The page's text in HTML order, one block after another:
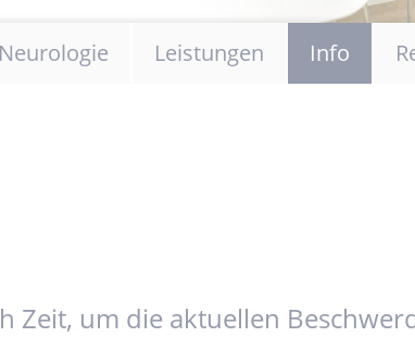
Neurologie Leistungen Info
um die aktuellen